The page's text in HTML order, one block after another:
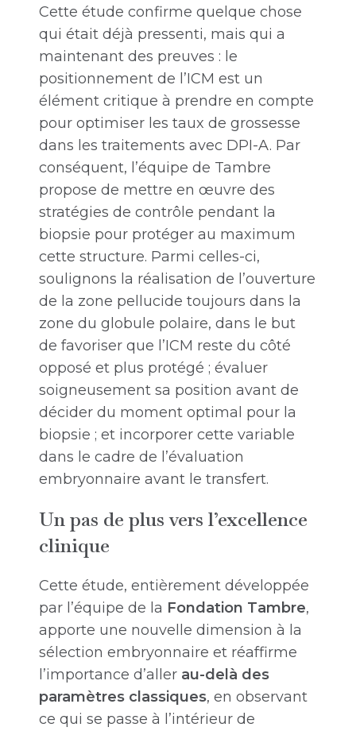
Cette étude confirme quelque chose
qui était déjà pressenti, mais qui a
maintenant des preuves : le
positionnement de l’ICM est un
élément critique à prendre en compte
pour optimiser les taux de grossesse
dans les traitements avec DPI-A. Par
conséquent, l’équipe de Tambre
propose de mettre en œuvre des
stratégies de contrôle pendant la
biopsie pour protéger au maximum
cette structure. Parmi celles-ci,
soulignons la réalisation de l’ouverture
de la zone pellucide toujours dans la
zone du globule polaire, dans le but
de favoriser que l’ICM reste du côté
opposé et plus protégé ; évaluer
soigneusement sa position avant de
décider du moment optimal pour la
biopsie ; et incorporer cette variable
dans le cadre de l’évaluation
embryonnaire avant le transfert.
Un pas de plus vers l’excellence
clinique
Cette étude, entièrement développée
par l’équipe de la Fondation Tambre,
apporte une nouvelle dimension à la
sélection embryonnaire et réaffirme
l’importance d’aller au-delà des
paramètres classiques, en observant
ce qui se passe à l’intérieur de